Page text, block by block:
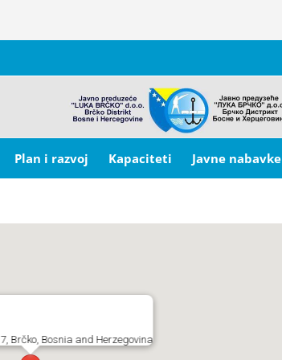
Plan i razvoj Kapaciteti Javne nabavke
Brčko, Bosnia and Herzegovina